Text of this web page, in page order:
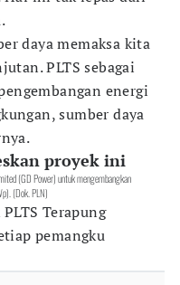
daya memaksa kita
PLTS sebagai
energi
sumber daya
proyek ini
(GD Power) untuk mengembangkan
(Dok. PLN)
Terapung
pemangku